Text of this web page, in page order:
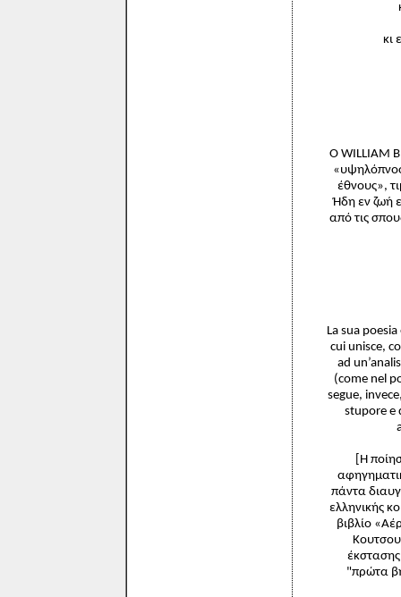
κι
Ο WILLIAM
έθνους»,
Ήδη εν ζωή
από τις
La sua
cui unisce,
ad
(come nel
segue,
stupore e
[Η
πάντα
ελληνικής
βιβλίο
έκστασης
"πρώτα